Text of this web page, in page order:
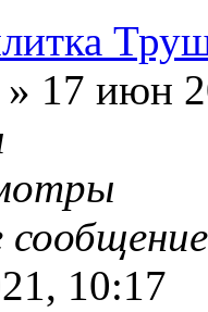
» 17 июн
сообщение
10:17